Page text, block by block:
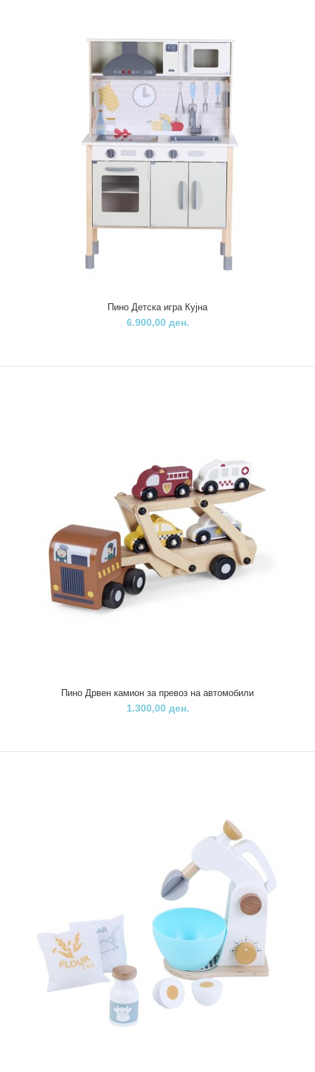
1.320,00 ден.
Pino работилницата-Замок е авторска игра од познатиот
писател за деца и млади Урош Петровиќ. Ов..
Пино јаже за скокање
340,00 ден.
Pino јажето за скокање е забавна играчка која Вас ќе ве потсети
на детството и со која можете да го ..
Пино детска игра Козметичка маса
2.900,00 ден.
Пино Детска игра Кујна
6.900,00 ден.
Пино Дрвен камион за превоз на автомобили
1.300,00 ден.